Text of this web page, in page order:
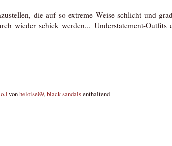
die auf so extreme Weise schlicht und
wieder schick werden... Understatement-Outfits
vonheloise89,black sandalsenthaltend